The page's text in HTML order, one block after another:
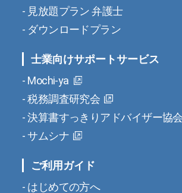
見放題プラン 弁護士
ダウンロードプラン
士業向けサポートサービス
Mochi-ya
税務調査研究会
決算書すっきりアドバイザー協会
サムシナ
ご利用ガイド
はじめての方へ